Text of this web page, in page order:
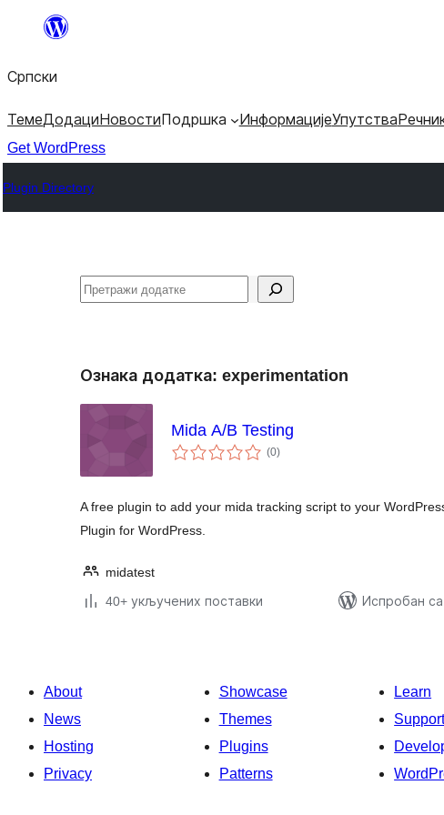
Скочи
садржај
Српски
ТемеДодаци Новости Подршка ИнформацијеУпутства
Get WordPress
Plugin Directory
Претрага
Ознака додатка: experimentation
Mida A/B Testing
(0укупних
оцена
)
A free plugin to add your mida tracking script to your
Plugin for WordPress.
midatest
40+ укључених поставки
Испробан
About
News
Hosting
Privacy
Showcase
Themes
Plugins
Patterns
Learn